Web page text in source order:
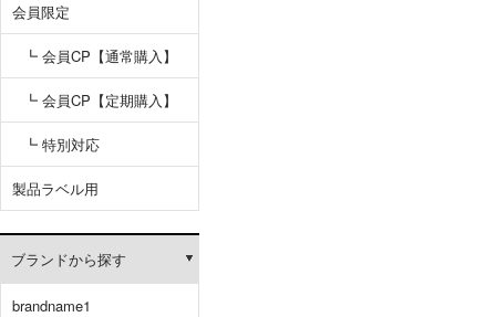
会員限定
┗ 会員CP【通常購入】
┗ 会員CP【定期購入】
┗ 特別対応
製品ラベル用
ブランドから探す
brandname1